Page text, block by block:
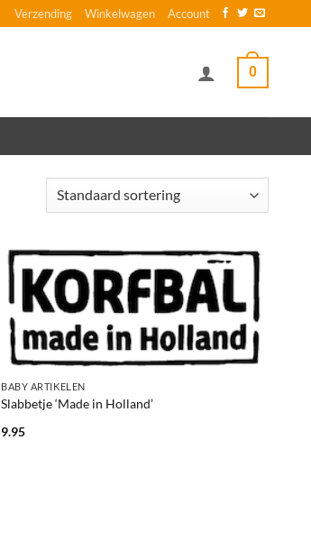
Verzending Winkelwagen Account
0
BABY ARTIKELEN
Slabbetje ‘Made in Holland’
9.95